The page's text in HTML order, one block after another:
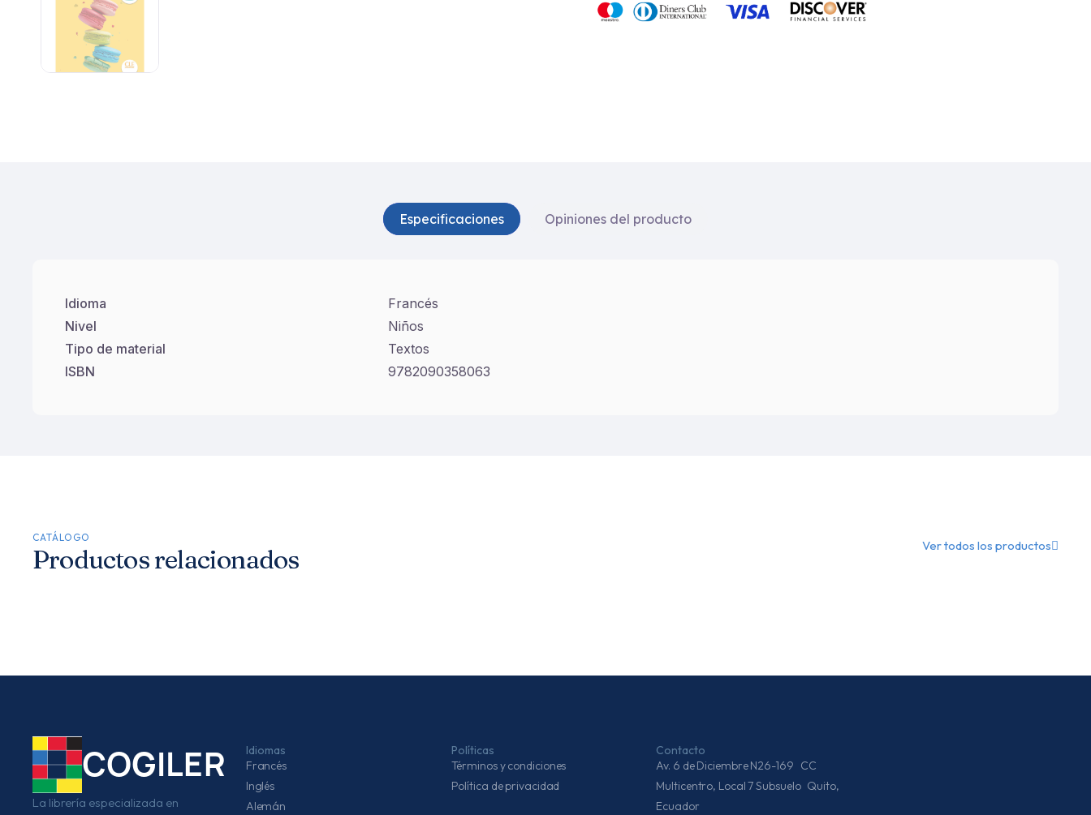
Especificaciones Opiniones del producto
Idioma
Francés
Nivel
Niños
Tipo de material
Textos
ISBN
9782090358063
CATÁLOGO
Productos relacionados Ver todos los productos
COGILER
La librería especializada en
Idiomas
Francés
Inglés
Alemán
Políticas
Términos y condiciones
Política de privacidad
Contacto
Av. 6 de Diciembre N26-169 CC
Multicentro, Local 7 Subsuelo Quito,
Ecuador